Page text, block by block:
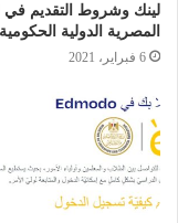
وفي هذا السياق،
وسيلة سهلة وسريعة
ساخن أو منصة
وشددت على ضرورة
لينك وشروط التقديم في
المصرية الدولية
6 فبراير، 2021